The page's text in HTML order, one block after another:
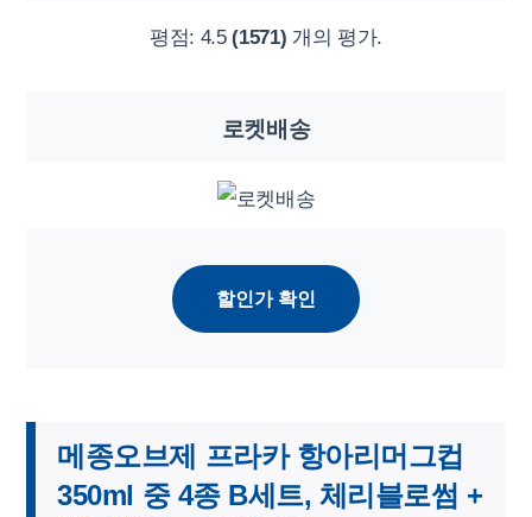
평점: 4.5 (1571) 개의 평가.
로켓배송
할인가 확인
메종오브제 프라카 항아리머그컵
350ml 중 4종 B세트, 체리블로썸 +